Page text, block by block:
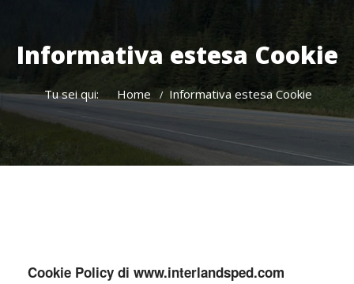
Informativa estesa Cookie
Tu sei qui: Home Informativa estesa Cookie
Cookie Policy di www.interlandsped.com